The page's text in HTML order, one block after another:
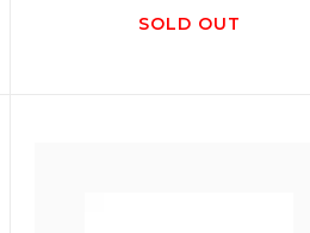
SOLD OUT